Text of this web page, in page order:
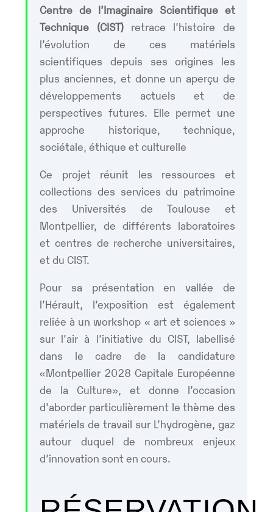
Centre de l’Imaginaire Scientifique et
Technique (CIST)retrace l’histoire de
l’évolution de ces matériels
scientifiques depuis ses origines les
plus anciennes, et donne un aperçu de
développements actuels et de
perspectives futures. Elle permet une
approche historique, technique,
sociétale, éthique et culturelle
Ce projet réunit les ressources et
collections des services du patrimoine
des Universités de Toulouse et
Montpellier, de différents laboratoires
et centres de recherche universitaires,
et du CIST.
Pour sa présentation en vallée de
l’Hérault, l’exposition est également
reliée à un workshop « art et sciences »
sur l’air à l’initiative du CIST, labellisé
dans le cadre de la candidature
«Montpellier 2028 Capitale Européenne
de la Culture», et donne l’occasion
d’aborder particulièrement le thème des
matériels de travail sur L’hydrogène, gaz
autour duquel de nombreux enjeux
d’innovation sont en cours.